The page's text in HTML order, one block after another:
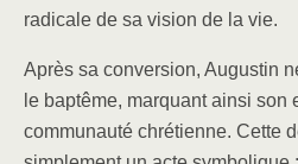
radicale de sa vision de la vie.
Après sa conversion, Augustin
le baptême, marquant ainsi son
communauté chrétienne. Cette